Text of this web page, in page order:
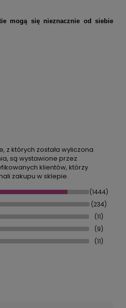
mogą się nieznacznie od siebie
z których została wyliczona
są wystawione przez
klientów, którzy
zakupu w sklepie.
(1444)
(234)
(11)
(9)
(11)